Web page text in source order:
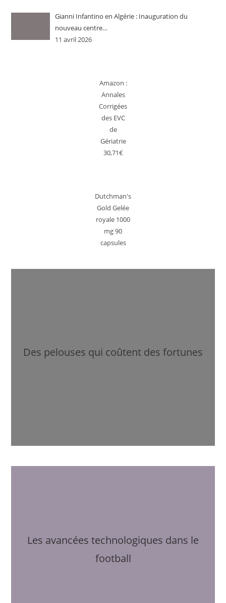
Gianni Infantino en Algérie : Inauguration du
nouveau centre…
11 avril 2026
Amazon :
Annales
Corrigées
des EVC
de
Gériatrie
30,71€
Dutchman's
Gold Gelée
royale 1000
mg 90
capsules
Des pelouses qui coûtent des fortunes
Les avancées technologiques dans le
football